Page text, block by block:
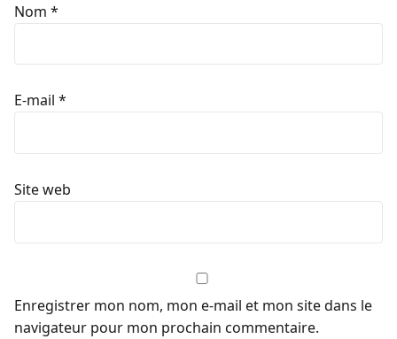
Nom *
E-mail *
Site web
Enregistrer mon nom, mon e-mail et mon site dans le
navigateur pour mon prochain commentaire.